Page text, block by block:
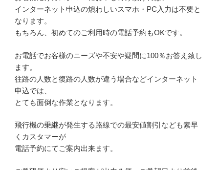
インターネット申込の煩わしいスマホ・PC入力は不要と
なります。
もちろん、初めてのご利用時の電話予約もOKです。
お電話でお客様のニーズや不安や疑問に100％お答え致し
ます。
往路の人数と復路の人数が違う場合などインターネット
申込では、
とても面倒な作業となります。
飛行機の乗継が発生する路線での最安値割引なども素早
くカスタマーが
電話予約にてご案内出来ます。